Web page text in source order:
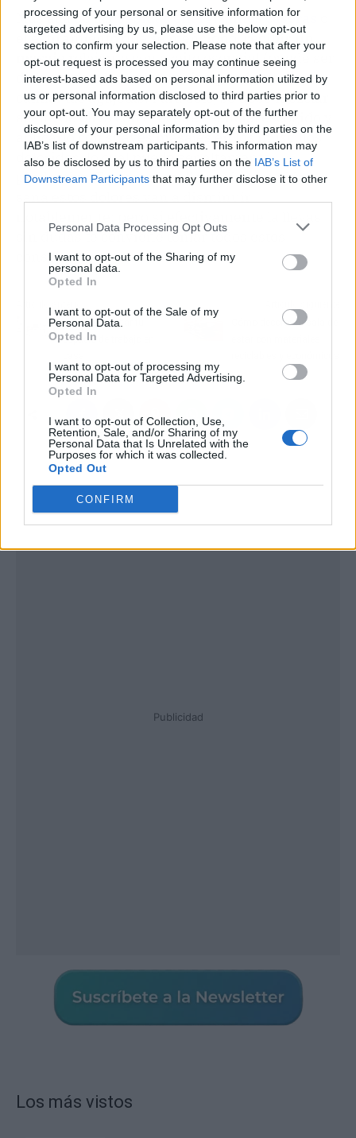
processing of your personal or sensitive information for
targeted advertising by us, please use the below opt-out
section to confirm your selection. Please note that after your
opt-out request is processed you may continue seeing
interest-based ads based on personal information utilized by
us or personal information disclosed to third parties prior to
your opt-out. You may separately opt-out of the further
disclosure of your personal information by third parties on the
IAB’s list of downstream participants. This information may
also be disclosed by us to third parties on the IAB’s List of
Downstream Participants that may further disclose it to other
Personal Data Processing Opt Outs
I want to opt-out of the Sharing of my
personal data.
Opted In
I want to opt-out of the Sale of my
Personal Data.
Opted In
I want to opt-out of processing my
Personal Data for Targeted Advertising.
Opted In
I want to opt-out of Collection, Use,
Retention, Sale, and/or Sharing of my
Personal Data that Is Unrelated with the
Purposes for which it was collected.
Opted Out
CONFIRM
Más allá de las bebidas energizantes caseras
el estiramiento que se mencionó,recibir un
masajerelajante con aceite esencial (puede ser
de lavanda o limón), también puede ayudar a
calmar las agujetas. Para esto, se debe mezclar
aceite de oliva con el aceite esencial escogido y
aplicarlo con suaves masajes en los músculos
doloridos, lo cual puede ser altamente
productivo. En resumen, llevando una vida
sin dudas te conviene tomar todos estos
consejos.
Cómo optimizar tu
espacio de trabajo en
Cómo decorar tu sala de
Publicidad
Los más vistos